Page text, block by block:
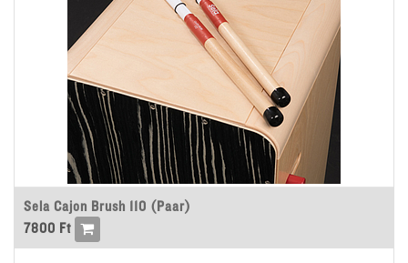
Sela Cajon Brush 110 (Paar)
7800 Ft